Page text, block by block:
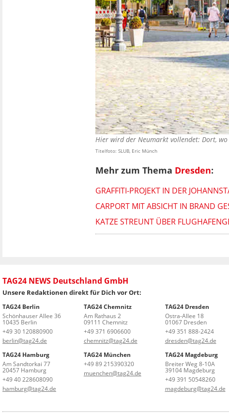
Hier wird der Neumarkt vollendet: Dort,
Titelfoto: SLUB, Eric Münch
Mehr zum Thema Dresden:
GRAFFITI-PROJEKT IN DER
CARPORT MIT ABSICHT IN BRAND
KATZE STREUNT ÜBER
TAG24 NEWS Deutschland GmbH
Unsere Redaktionen direkt für Dich vor Ort:
TAG24 Berlin
Schönhauser Allee 36
10435 Berlin
+49 30 120880900
berlin@tag24.de
TAG24 Chemnitz
Am Rathaus 2
09111 Chemnitz
+49 371 6906600
chemnitz@tag24.de
TAG24 Dresden
Ostra-Allee 18
01067 Dresden
+49 351 888-2424
dresden@tag24.de
TAG24 Hamburg
Am Sandtorkai 77
20457 Hamburg
+49 40 228608090
hamburg@tag24.de
TAG24 München
+49 89 215390320
muenchen@tag24.de
TAG24 Magdeburg
Breiter Weg 8-10A
39104 Magdeburg
+49 391 50548260
magdeburg@tag24.de